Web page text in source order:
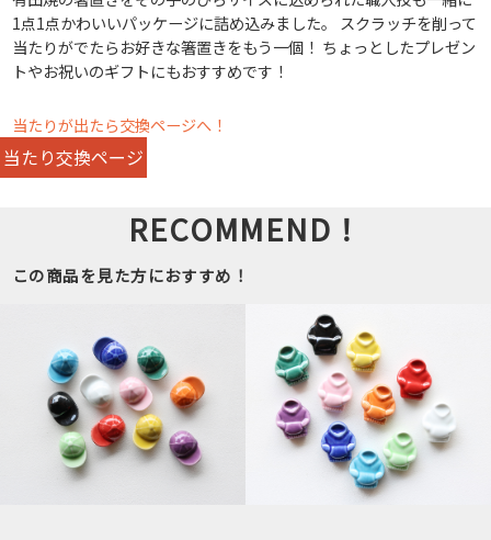
1点1点かわいいパッケージに詰め込みました。 スクラッチを削って
当たりがでたらお好きな箸置きをもう一個！ ちょっとしたプレゼン
トやお祝いのギフトにもおすすめです！
当たりが出たら交換ページへ！
当たり交換ページ
RECOMMEND！
この商品を見た方におすすめ！